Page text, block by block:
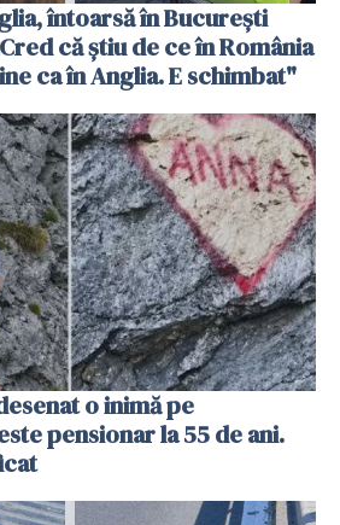
întoarsă în București
că știu de ce în România
ca în Anglia. E schimbat"
o inimă pe
pensionar la 55 de ani.